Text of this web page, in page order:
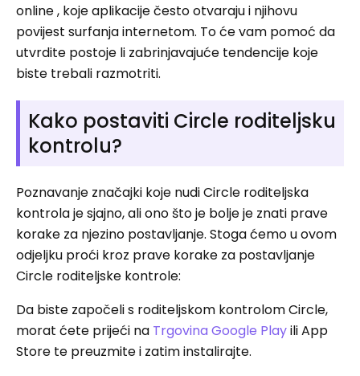
online , koje aplikacije često otvaraju i njihovu
povijest surfanja internetom. To će vam pomoć da
utvrdite postoje li zabrinjavajuće tendencije koje
biste trebali razmotriti.
Kako postaviti Circle roditeljsku
kontrolu?
Poznavanje značajki koje nudi Circle roditeljska
kontrola je sjajno, ali ono što je bolje je znati prave
korake za njezino postavljanje. Stoga ćemo u ovom
odjeljku proći kroz prave korake za postavljanje
Circle roditeljske kontrole:
Da biste započeli s roditeljskom kontrolom Circle,
morat ćete prijeći na Trgovina Google Playili App
Store te preuzmite i zatim instalirajte.